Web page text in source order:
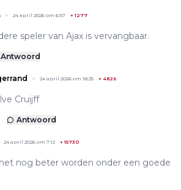
24 april 2026 om 6:57 +1277
speler van Ajax is vervangbaar.
Antwoord
24 april 2026 om 18:25 + 4826
Cruijff
Antwoord
24 april 2026 om 7:12 +15730
nog beter worden onder een goede